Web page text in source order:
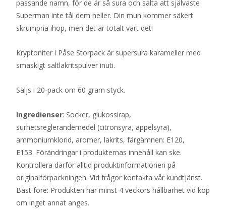
passande namn, för de är så sura och salta att självaste
Superman inte tål dem heller. Din mun kommer säkert
skrumpna ihop, men det är totalt värt det!
Kryptoniter i Påse Storpack är supersura karameller med
smaskigt saltlakritspulver inuti.
Säljs i 20-pack om 60 gram styck.
Ingredienser: Socker, glukossirap,
surhetsreglerandemedel (citronsyra, äppelsyra),
ammoniumklorid, aromer, lakrits, färgämnen: E120,
E153. Förändringar i produkternas innehåll kan ske.
Kontrollera därför alltid produktinformationen på
originalförpackningen. Vid frågor kontakta vår kundtjänst.
Bäst före: Produkten har minst 4 veckors hållbarhet vid köp
om inget annat anges.